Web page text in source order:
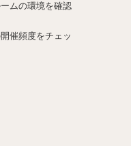
ムの環境を確認
催頻度をチェッ